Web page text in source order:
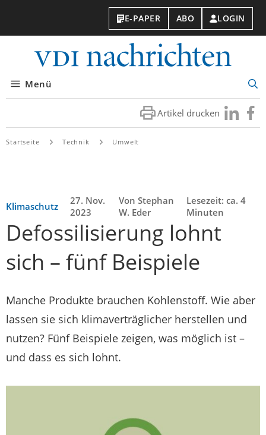
E-PAPER ABO LOGIN
Menü
Artikel drucken Besuchen
Sie
Sie
Startseite Technik Umwelt
Klimaschutz
27. Nov.
2023
Von Stephan
W. Eder
Lesezeit: ca. 4
Minuten
Defossilisierung lohnt
sich – fünf Beispiele
Manche Produkte brauchen Kohlenstoff. Wie aber
lassen sie sich klimaverträglicher herstellen und
nutzen? Fünf Beispiele zeigen, was möglich ist –
und dass es sich lohnt.